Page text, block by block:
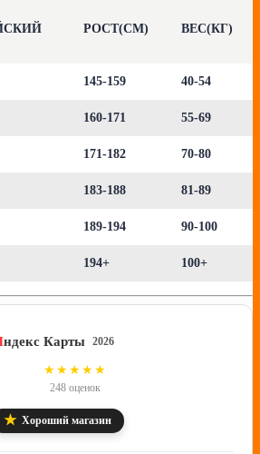
РОСТ(СМ) ВЕС(КГ)
145-159 40-54
160-171 55-69
171-182 70-80
183-188 81-89
189-194 90-100
194+ 100+
ндекс Карты 2026
★★★★★
248 оценок
★ Хороший магазин